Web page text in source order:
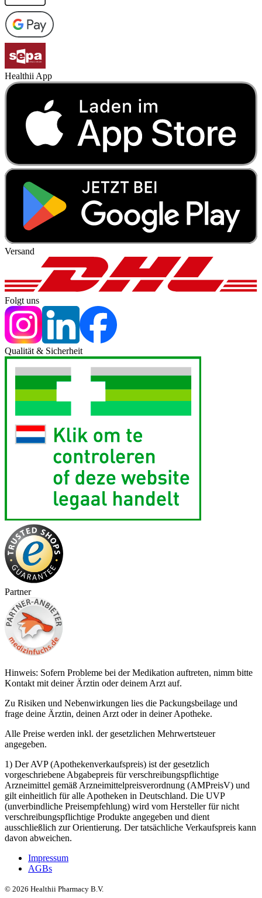
Healthii App
Versand
Folgt uns
Qualität & Sicherheit
Partner
Hinweis: Sofern Probleme bei der Medikation auftreten, nimm bitte
Kontakt mit deiner Ärztin oder deinem Arzt auf.
Zu Risiken und Nebenwirkungen lies die Packungsbeilage und
frage deine Ärztin, deinen Arzt oder in deiner Apotheke.
Alle Preise werden inkl. der gesetzlichen Mehrwertsteuer
angegeben.
1) Der AVP (Apothekenverkaufspreis) ist der gesetzlich
vorgeschriebene Abgabepreis für verschreibungspflichtige
Arzneimittel gemäß Arzneimittelpreisverordnung (AMPreisV) und
gilt einheitlich für alle Apotheken in Deutschland. Die UVP
(unverbindliche Preisempfehlung) wird vom Hersteller für nicht
verschreibungspflichtige Produkte angegeben und dient
ausschließlich zur Orientierung. Der tatsächliche Verkaufspreis kann
davon abweichen.
Impressum
AGBs
© 2026 Healthii Pharmacy B.V.